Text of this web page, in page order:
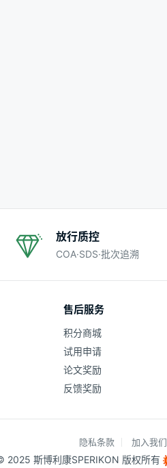
放行质控
COA·SDS·批次追溯
售后服务
积分商城
试用申请
论文奖励
反馈奖励
隐私条款 加入我们
斯博利康SPERIKON 版权所有